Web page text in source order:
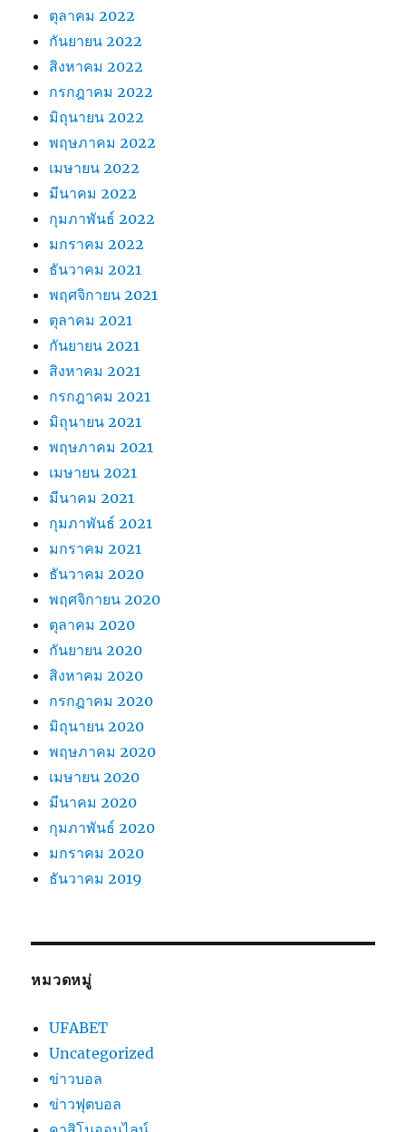
ตุลาคม 2022
กันยายน 2022
สิงหาคม 2022
กรกฎาคม 2022
มิถุนายน 2022
พฤษภาคม 2022
เมษายน 2022
มีนาคม 2022
กุมภาพันธ์ 2022
มกราคม 2022
ธันวาคม 2021
พฤศจิกายน 2021
ตุลาคม 2021
กันยายน 2021
สิงหาคม 2021
กรกฎาคม 2021
มิถุนายน 2021
พฤษภาคม 2021
เมษายน 2021
มีนาคม 2021
กุมภาพันธ์ 2021
มกราคม 2021
ธันวาคม 2020
พฤศจิกายน 2020
ตุลาคม 2020
กันยายน 2020
สิงหาคม 2020
กรกฎาคม 2020
มิถุนายน 2020
พฤษภาคม 2020
เมษายน 2020
มีนาคม 2020
กุมภาพันธ์ 2020
มกราคม 2020
ธันวาคม 2019
หมวดหมู่
UFABET
Uncategorized
ข่าวบอล
ข่าวฟุตบอล